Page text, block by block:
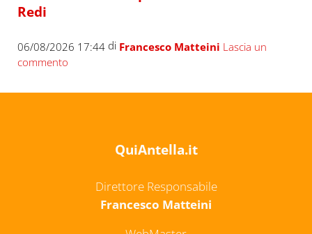
Redi
06/08/2026 17:44di Francesco Matteini Lascia un
commento
QuiAntella.it
Direttore Responsabile
Francesco Matteini